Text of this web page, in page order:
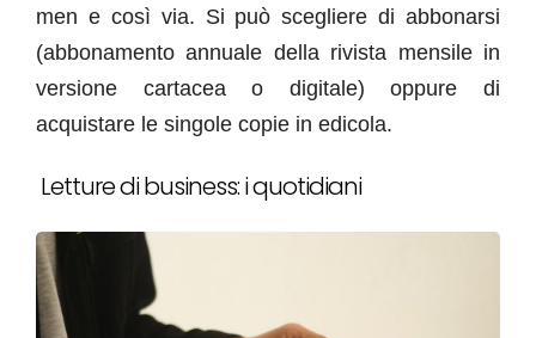
men e così via. Si può scegliere di abbonarsi
(abbonamento annuale della rivista mensile in
versione cartacea o digitale) oppure di
acquistare le singole copie in edicola.
Letture di business: i quotidiani